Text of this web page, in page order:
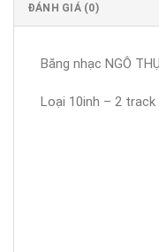
ĐÁNH GIÁ (0)
Băng nhạc NGÔ
Loại 10inh – 2